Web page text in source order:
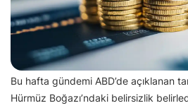
Bu hafta gündemi ABD’de açıklanan
Hürmüz Boğazı’ndaki belirsizlik